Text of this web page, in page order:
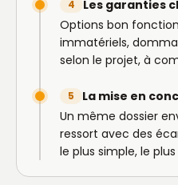
4
Les garanties
Options bon
immatériels,
selon le projet, à
5
La mise en
Un même dossier
ressort avec des
le plus simple, le